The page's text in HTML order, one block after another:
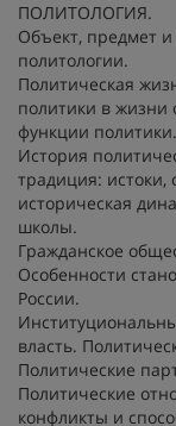
ПОЛИТОЛОГИЯ.
Объект, предмет
политологии.
Политическая
политики в
функции политики.
История
традиция: истоки,
историческая
школы.
Гражданское
Особенности
России.
власть.
Политические
Политические
конфликты и